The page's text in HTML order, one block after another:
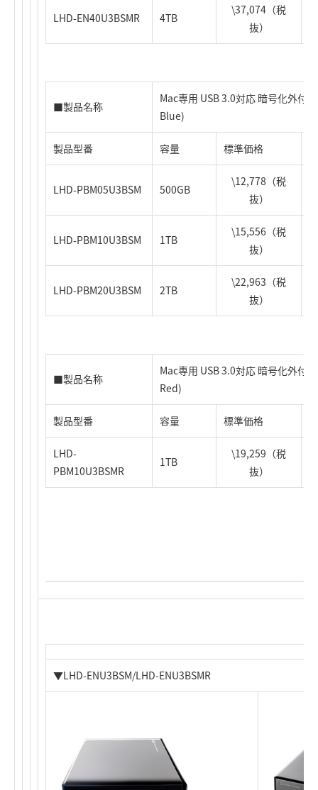
LHD-EN40U3BSMR 4TB
\37,074（税
抜）
■製品名称
Mac専用 USB 3.0対応 暗号化外付
Blue)
製品型番 容量 標準価格
LHD-PBM05U3BSM 500GB
\12,778（税
抜）
LHD-PBM10U3BSM 1TB
\15,556（税
抜）
LHD-PBM20U3BSM 2TB
\22,963（税
抜）
■製品名称
Mac専用 USB 3.0対応 暗号化外付
Red)
製品型番 容量 標準価格
LHD-
PBM10U3BSMR
1TB
\19,259（税
抜）
▼LHD-ENU3BSM/LHD-ENU3BSMR